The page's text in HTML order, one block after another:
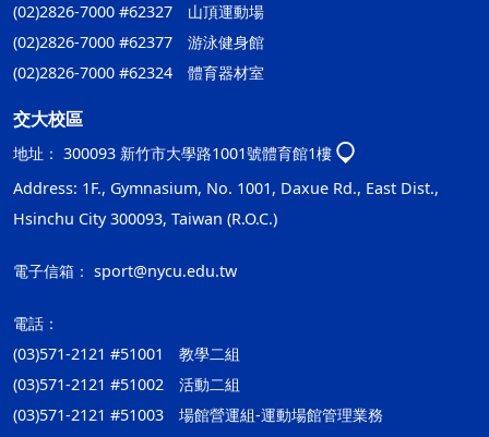
(02)2826-7000 #62327 山頂運動場
(02)2826-7000 #62377 游泳健身館
(02)2826-7000 #62324 體育器材室
交大校區
地址： 300093 新竹市大學路1001號體育館1樓
Address: 1F., Gymnasium, No. 1001, Daxue Rd., East Dist.,
Hsinchu City 300093, Taiwan (R.O.C.)
電子信箱： sport@nycu.edu.tw
電話：
(03)571-2121 #51001 教學二組
(03)571-2121 #51002 活動二組
(03)571-2121 #51003 場館營運組-運動場館管理業務